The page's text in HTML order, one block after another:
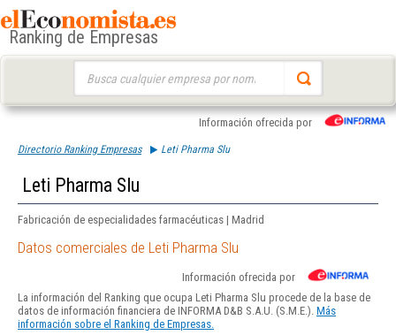
Ranking de Empresas
Información ofrecida por
Directorio Ranking Empresas Leti Pharma Slu
Leti Pharma Slu
Fabricación de especialidades farmacéuticas | Madrid
Datos comerciales de Leti Pharma Slu
Información ofrecida por
La información del Ranking que ocupa Leti Pharma Slu procede de la base de
datos de información financiera de INFORMA D&B S.A.U. (S.M.E.). Más
información sobre el Ranking de Empresas.